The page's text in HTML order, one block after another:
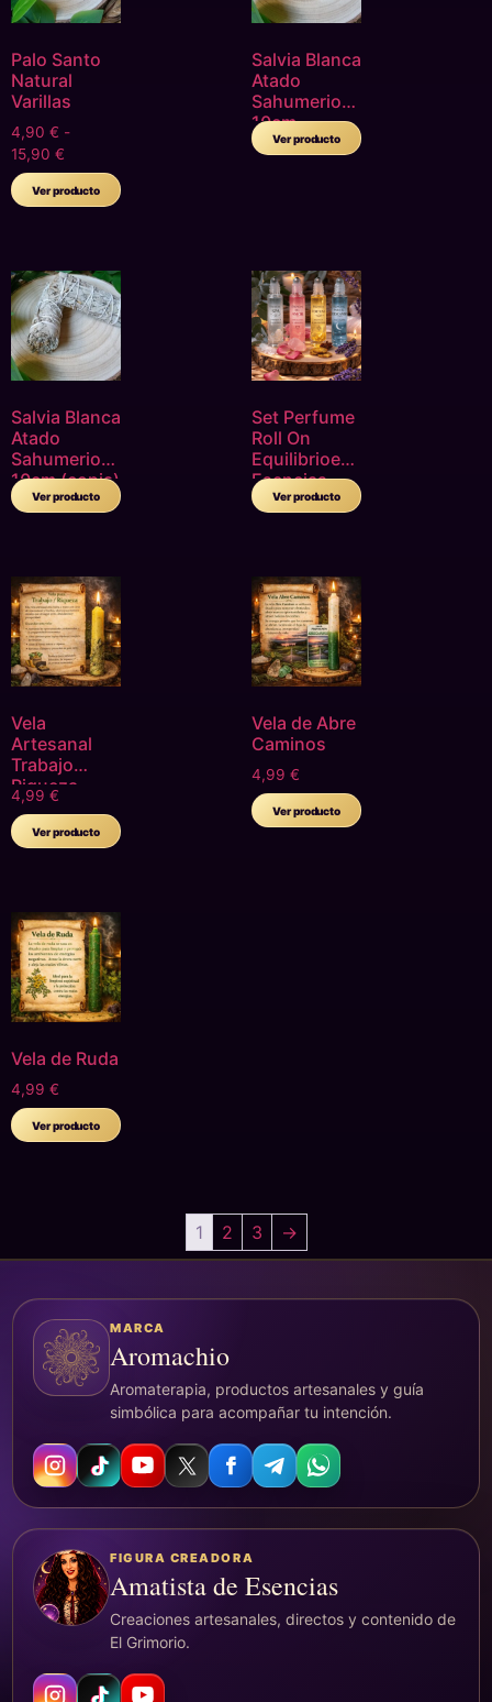
Palo Santo
Natural
Varillas
4,90 € -
15,90 €
Ver producto
Salvia Blanca
Atado
Sahumerio
10cm
Ver producto
Salvia Blanca
Atado
Sahumerio
10cm (copia)
Ver producto
Set Perfume
Roll On
Equilibrioe
Esencias
Spa Amor
Ver producto
Vela
Artesanal
Trabajo
Riqueza
4,99 €
Ver producto
Vela de Abre
Caminos
4,99 €
Ver producto
Vela de Ruda
4,99 €
Ver producto
1 2 3 →
MARCA
Aromachio
Aromaterapia, productos artesanales y guía
simbólica para acompañar tu intención.
FIGURA CREADORA
Amatista de Esencias
Creaciones artesanales, directos y contenido de
El Grimorio.